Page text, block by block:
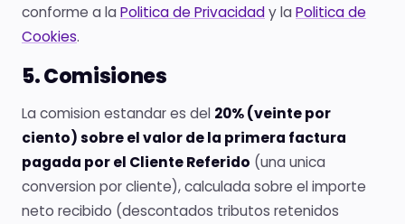
conforme a la Politica de Privacidady la Politica de
Cookies.
5. Comisiones
La comision estandar es del 20% (veinte por
ciento) sobre el valor de la primera factura
pagada por el Cliente Referido (una unica
conversion por cliente), calculada sobre el importe
neto recibido (descontados tributos retenidos